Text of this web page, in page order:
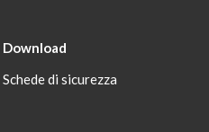
Download
Schede di sicurezza